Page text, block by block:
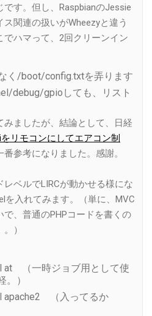
す。但し、RaspbianのJessie
関連の扱いがWheezyと違う
ハマって、2回クリーンイン
く/boot/config.txtを弄ります
debug/gpioしても、リスト
ましたが、結論として、日経
リモコンにしてエアコン制
番参考になりました。感謝。
ベルでLIRCが動かせる様にな
を入れてみます。（単に、MVC
、普通のPHPコードを書くの
）
at （一時ジョブ用として使
。）
apache2 （入ってるか